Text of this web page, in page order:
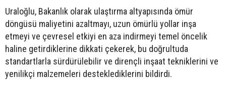
Uraloğlu, Bakanlık olarak ulaştırma altyapısında ömür
döngüsü maliyetini azaltmayı, uzun ömürlü yollar inşa
etmeyi ve çevresel etkiyi en aza indirmeyi temel öncelik
haline getirdiklerine dikkati çekerek, bu doğrultuda
standartlarla sürdürülebilir ve dirençli inşaat tekniklerini ve
yenilikçi malzemeleri desteklediklerini bildirdi.